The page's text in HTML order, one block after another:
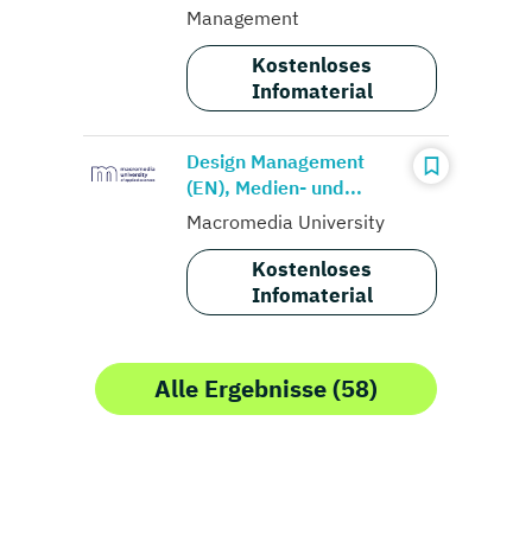
Management
Kostenloses
Infomaterial
Design Management
(EN), Medien- und...
Macromedia University
Kostenloses
Infomaterial
Alle Ergebnisse (58)